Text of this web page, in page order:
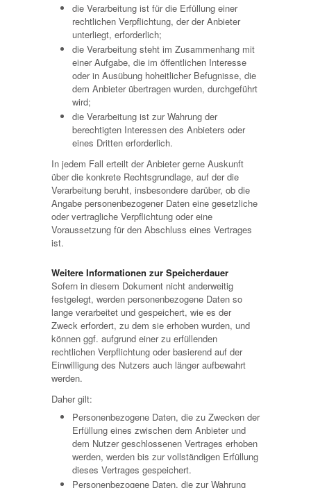
die Verarbeitung ist für die Erfüllung einer
rechtlichen Verpflichtung, der der Anbieter
unterliegt, erforderlich;
die Verarbeitung steht im Zusammenhang mit
einer Aufgabe, die im öffentlichen Interesse
oder in Ausübung hoheitlicher Befugnisse, die
dem Anbieter übertragen wurden, durchgeführt
wird;
die Verarbeitung ist zur Wahrung der
berechtigten Interessen des Anbieters oder
eines Dritten erforderlich.
In jedem Fall erteilt der Anbieter gerne Auskunft
über die konkrete Rechtsgrundlage, auf der die
Verarbeitung beruht, insbesondere darüber, ob die
Angabe personenbezogener Daten eine gesetzliche
oder vertragliche Verpflichtung oder eine
Voraussetzung für den Abschluss eines Vertrages
ist.
Weitere Informationen zur Speicherdauer
Sofern in diesem Dokument nicht anderweitig
festgelegt, werden personenbezogene Daten so
lange verarbeitet und gespeichert, wie es der
Zweck erfordert, zu dem sie erhoben wurden, und
können ggf. aufgrund einer zu erfüllenden
rechtlichen Verpflichtung oder basierend auf der
Einwilligung des Nutzers auch länger aufbewahrt
werden.
Daher gilt:
Personenbezogene Daten, die zu Zwecken der
Erfüllung eines zwischen dem Anbieter und
dem Nutzer geschlossenen Vertrages erhoben
werden, werden bis zur vollständigen Erfüllung
dieses Vertrages gespeichert.
Personenbezogene Daten, die zur Wahrung